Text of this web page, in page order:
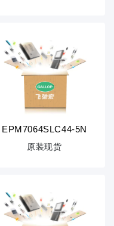
EPM7064SLC44-5N
原装现货